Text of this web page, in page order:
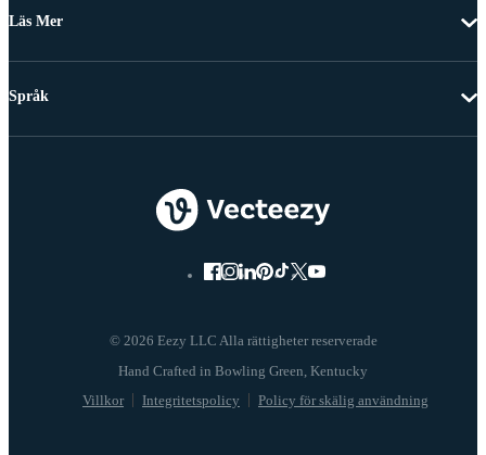
Läs Mer
© 2026 Eezy LLC Alla rättigheter reserverade
Villkor Integritetspolicy Policy för skälig användning
Språk